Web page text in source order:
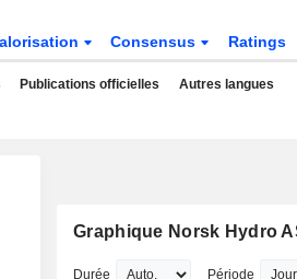
Consensus Ratings
Publications officielles Autres langues
Graphique Norsk Hydro
Durée Période